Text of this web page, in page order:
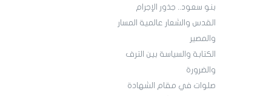
بنو سعود.. جذور الإجرام
القدس والشعار عالمية المسار
والمصير
الكتابة والسياسة بين الترف
والضرورة
صلوات في مقام الشهادة